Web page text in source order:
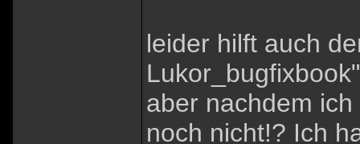
leider hilft auch
aber nachdem
noch nicht!? Ich